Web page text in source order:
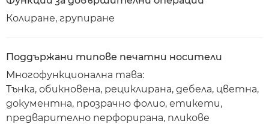
Колиране, групиране
Поддържани типове печатни носители
Многофункционална тава:
Тънка, обикновена, рециклирана, дебела, цветна,
документна, прозрачно фолио, етикети,
предварително перфорирана, пликове